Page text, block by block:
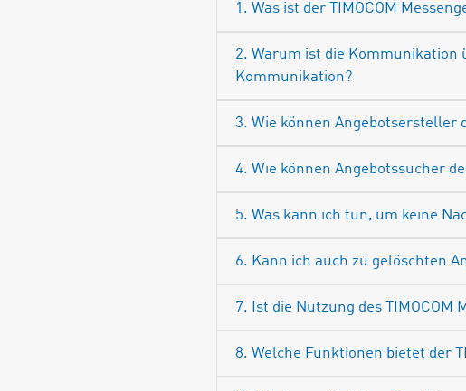
1. Was ist der TIMOCOM
2. Warum ist die Kommunikation
Kommunikation?
3. Wie können Angebotsersteller
4. Wie können Angebotssucher
5. Was kann ich tun, um keine
6. Kann ich auch zu gelöschten
7. Ist die Nutzung des TIMOCOM
8. Welche Funktionen bietet der